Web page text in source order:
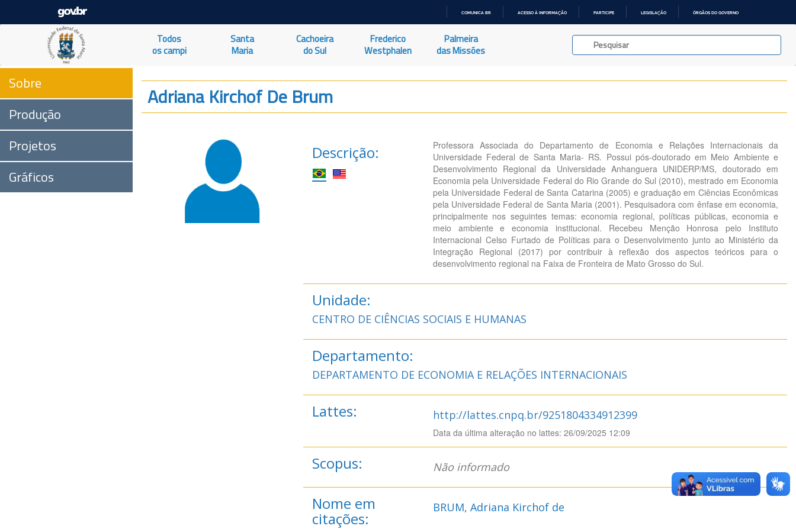
O
COMUNICA BR ACESSO À INFORMAÇÃO PARTICIPE LEGISLAÇÃO ÓRGÃOS DO GOVERNO
Todos
os campi
Santa
Maria
Cachoeira
do Sul
Frederico
Westphalen
Palmeira
das Missões
Sobre
Produção
Projetos
Gráficos
Adriana Kirchof De Brum
Descrição:
Professora Associada do Departamento de Economia e Relações Internacionais da
Universidade Federal de Santa Maria- RS. Possui pós-doutorado em Meio Ambiente e
Desenvolvimento Regional da Universidade Anhanguera UNIDERP/MS, doutorado em
Economia pela Universidade Federal do Rio Grande do Sul (2010), mestrado em Economia
pela Universidade Federal de Santa Catarina (2005) e graduação em Ciências Econômicas
pela Universidade Federal de Santa Maria (2001). Pesquisadora com ênfase em economia,
principalmente nos seguintes temas: economia regional, políticas públicas, economia e
meio ambiente e economia institucional. Recebeu Menção Honrosa pelo Instituto
Internacional Celso Furtado de Políticas para o Desenvolvimento junto ao Ministério da
Integração Regional (2017) por contribuir à reflexão dos aspectos teóricos para o
desenvolvimento regional na Faixa de Fronteira de Mato Grosso do Sul.
Unidade:
CENTRO DE CIÊNCIAS SOCIAIS E HUMANAS
Departamento:
DEPARTAMENTO DE ECONOMIA E RELAÇÕES INTERNACIONAIS
Lattes: http://lattes.cnpq.br/9251804334912399
Data da última alteração no lattes: 26/09/2025 12:09
Scopus: Não informado
Nome em
citações:
BRUM, Adriana Kirchof de